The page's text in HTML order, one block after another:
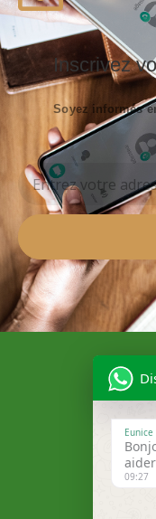
Inscrivez
Soyez informés
Eunice
09:27